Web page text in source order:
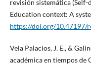
revisión sistemática
Education context: A
https://doi.org/10.47197/
Vela Palacios, J. E., &
académica en tiempos de